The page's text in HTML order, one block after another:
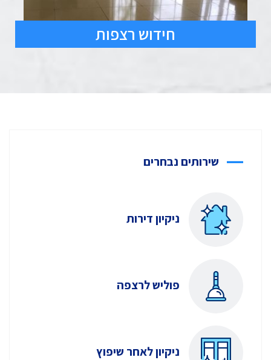
חידוש רצפות
שירותים נבחרים
ניקיון דירות
פוליש לרצפה
ניקיון לאחר שיפוץ